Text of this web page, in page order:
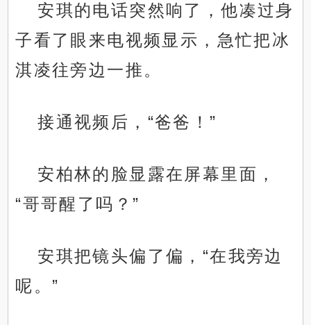
安琪的电话突然响了，他凑过身
子看了眼来电视频显示，急忙把冰
淇凌往旁边一推。
接通视频后，“爸爸！”
安柏林的脸显露在屏幕里面，
“哥哥醒了吗？”
安琪把镜头偏了偏，“在我旁边
呢。”